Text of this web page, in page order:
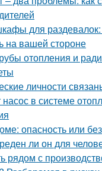
для раздевалок:
на вашей стороне
отопления и
личности
в системе
опасность или
ли он для
рядом с